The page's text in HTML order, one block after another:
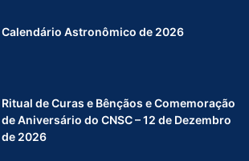
Calendário Astronômico de 2026
Ritual de Curas e Bênçãos e Comemoração
de Aniversário do CNSC – 12 de Dezembro
de 2026